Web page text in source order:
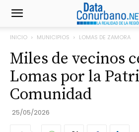
INICIO MUNICIPIOS LOMAS DE ZAMORA
Miles de vecinos
Lomas por la
Comunidad
25/05/2026